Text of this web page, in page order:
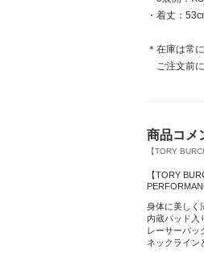
・着丈：
＊在庫は常
ご注文前に
商品コメ
【TORY
【TORY
身体に美しく
内蔵パッド入
レーサーバッ
ネックライン